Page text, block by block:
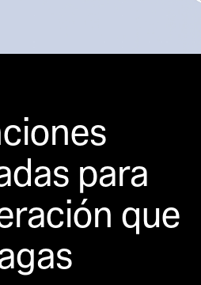
para
que